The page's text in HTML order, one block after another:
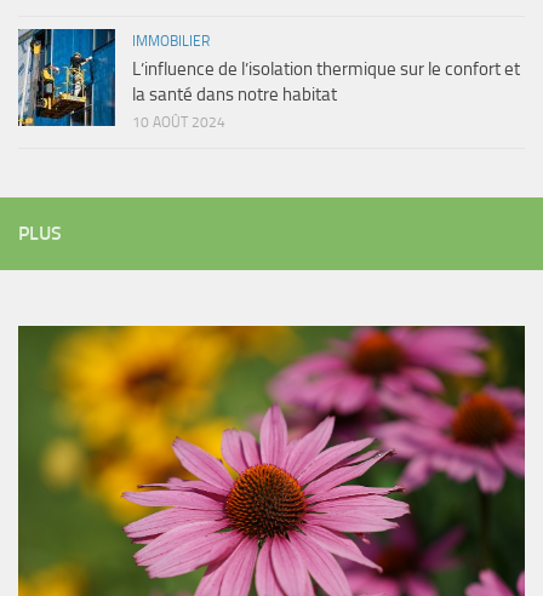
IMMOBILIER
L’influence de l’isolation thermique sur le confort et
la santé dans notre habitat
10 AOÛT 2024
PLUS